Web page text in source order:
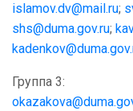
islamov.dv@mail.ru;
shs@duma.gov.ru;
Группа 3:
okazakova@duma.